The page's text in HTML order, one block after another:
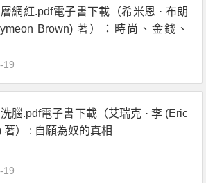
網紅.pdf電子書下載（希米恩 · 布朗
Brown) 著）：時尚、金錢、
！
19
腦.pdf電子書下載（艾瑞克 · 李 (Eric
著） : 自願為奴的真相
19